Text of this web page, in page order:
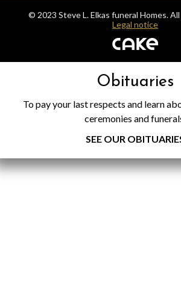
© 2023 Steve L. Elkas funeral Homes.
Legal notice
Obituaries
To pay your last respects and learn
ceremonies and
SEE OUR